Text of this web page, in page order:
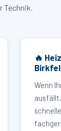
Technik.
🔥
Wenn